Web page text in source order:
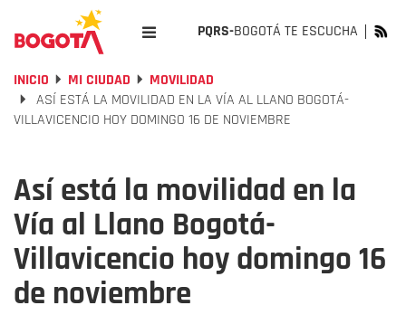
PQRS-BOGOTÁ TE ESCUCHA
INICIO MI CIUDAD
MOVILIDAD
ASÍ ESTÁ LA MOVILIDAD EN LA VÍA AL LLANO BOGOTÁ-
VILLAVICENCIO HOY DOMINGO 16 DE NOVIEMBRE
Así está la movilidad en la
Vía al Llano Bogotá-
Villavicencio hoy domingo 16
de noviembre